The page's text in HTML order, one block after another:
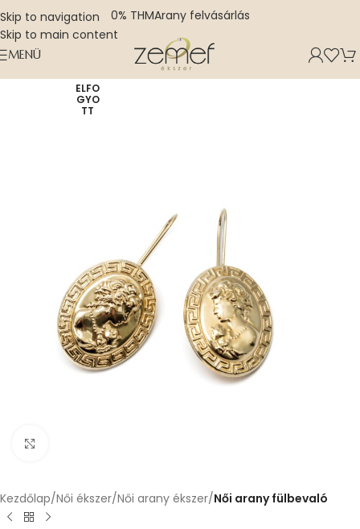
Skip to navigation
Skip to main content
0% THMArany felvásárlás
MENÜ
ELFO
GYO
TT
Kezdőlap Női ékszer Női arany ékszer Női arany fülbevaló